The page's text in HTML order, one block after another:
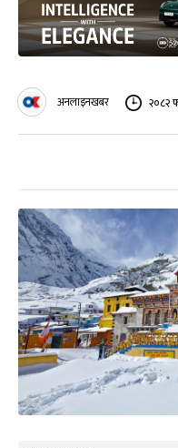
अनलाइनखबर २०८२